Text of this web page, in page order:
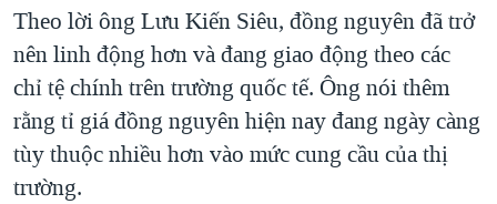
Theo lời ông Lưu Kiến Siêu, đồng nguyên đã trở
nên linh động hơn và đang giao động theo các
chỉ tệ chính trên trường quốc tế. Ông nói thêm
rằng tỉ giá đồng nguyên hiện nay đang ngày càng
tùy thuộc nhiều hơn vào mức cung cầu của thị
trường.